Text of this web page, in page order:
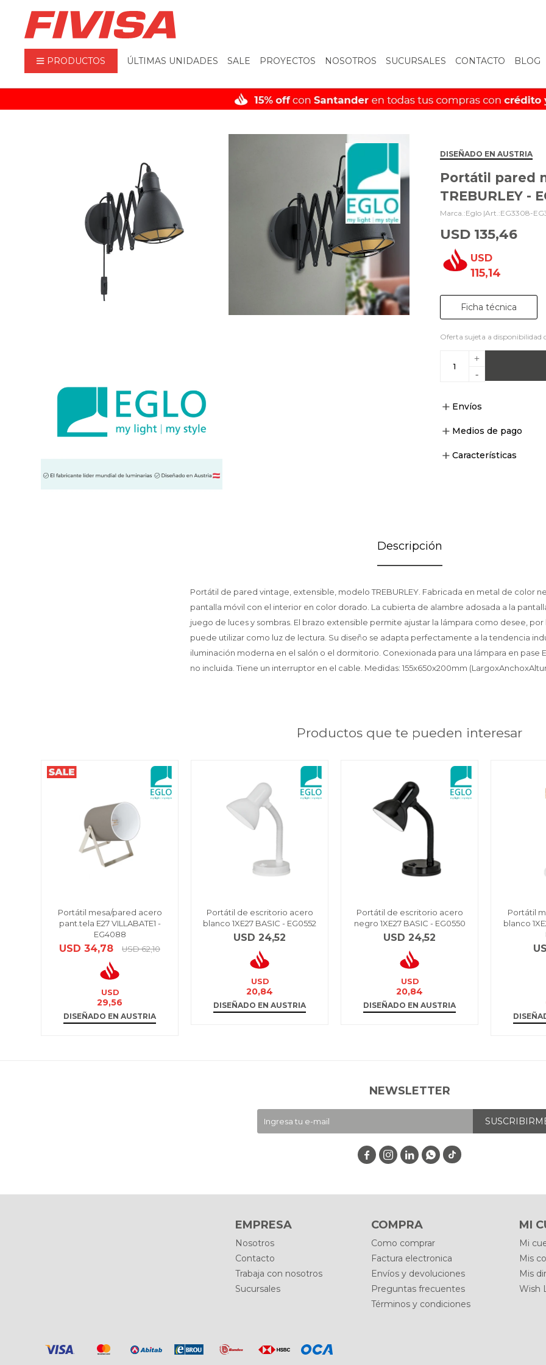
PRODUCTOS ÚLTIMAS UNIDADES SALE PROYECTOS NOSOTROS SUCURSALES CONTACTO BLOG
DISEÑADO EN AUSTRIA
Portátil pared
TREBURLEY -
Eglo | EG3308-
USD 135,46
USD
115,14
Ficha técnica
Oferta sujeta a disponibilidad
+
-
Envíos
Medios de pago
Características
Descripción
Portátil de pared vintage, extensible, modelo TREBURLEY. Fabricada en metal de color
pantalla móvil con el interior en color dorado. La cubierta de alambre adosada a la
juego de luces y sombras. El brazo extensible permite ajustar la lámpara como desee,
puede utilizar como luz de lectura. Su diseño se adapta perfectamente a la tendencia
iluminación moderna en el salón o el dormitorio. Conexionada para una lámpara en pase
no incluida. Tiene un interruptor en el cable. Medidas: 155x650x200mm
Productos que te pueden interesar
Portátil mesa/pared acero
pant.tela E27 VILLABATE1 -
EG4088
USD 34,78 USD 62,10
USD
29,56
DISEÑADO EN AUSTRIA
Portátil de escritorio acero
blanco 1XE27 BASIC - EG0552
USD 24,52
USD
20,84
DISEÑADO EN AUSTRIA
Portátil de escritorio acero
negro 1XE27 BASIC - EG0550
USD 24,52
USD
20,84
DISEÑADO EN AUSTRIA
Portátil
blanco
EMPRESA
Nosotros
Contacto
Trabaja con nosotros
Sucursales
COMPRA
Como comprar
Factura electronica
Envíos y devoluciones
Preguntas frecuentes
Términos y condiciones
MI
Mi
Mis
Mis
Wish
NEWSLETTER
   